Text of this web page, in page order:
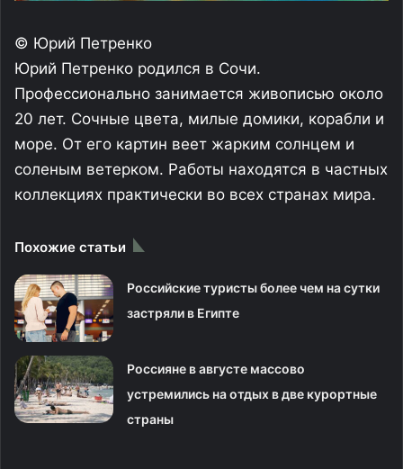
© Юрий Петренко
Юрий Петренко родился в Сочи.
Профессионально занимается живописью около
20 лет. Сочные цвета, милые домики, корабли и
море. От его картин веет жарким солнцем и
соленым ветерком. Работы находятся в частных
коллекциях практически во всех странах мира.
Похожие статьи
Российские туристы более чем на сутки
застряли в Египте
Россияне в августе массово
устремились на отдых в две курортные
страны